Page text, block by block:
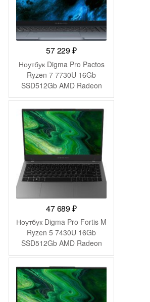
57 229₽
Ноутбук Digma Pro Pactos
Ryzen 7 7730U 16Gb
SSD512Gb AMD Radeon
Graphics 16″ IPS WUXGA
(1920×1200) Windows 11
Pro dk.grey WiFi BT Cam
5500mAh (DN16R7-
ADXW03)
47 689₽
Ноутбук Digma Pro Fortis M
Ryzen 5 7430U 16Gb
SSD512Gb AMD Radeon
Graphics 14.1″ IPS FHD
(1920×1080) Windows 11
Pro grey WiFi BT Cam
4250mAh (DN14R5-
ADXW01)